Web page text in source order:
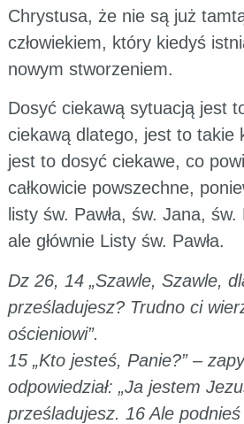
Chrystusa, że nie są już
człowiekiem, który kiedyś
nowym stworzeniem.
Dosyć ciekawą sytuacją jest
ciekawą dlatego, jest to takie
jest to dosyć ciekawe, co
całkowicie powszechne,
listy św. Pawła, św. Jana,
ale głównie Listy św. Pawła.
Dz 26, 14 „Szawle, Szawle,
prześladujesz? Trudno ci
ościeniowi”.
15 „Kto jesteś, Panie?” –
odpowiedział: „Ja jestem
prześladujesz. 16 Ale